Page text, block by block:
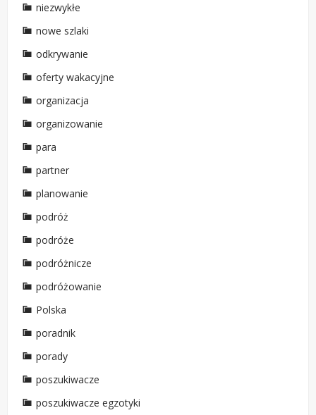
niezwykłe
nowe szlaki
odkrywanie
oferty wakacyjne
organizacja
organizowanie
para
partner
planowanie
podróż
podróże
podróżnicze
podróżowanie
Polska
poradnik
porady
poszukiwacze
poszukiwacze egzotyki